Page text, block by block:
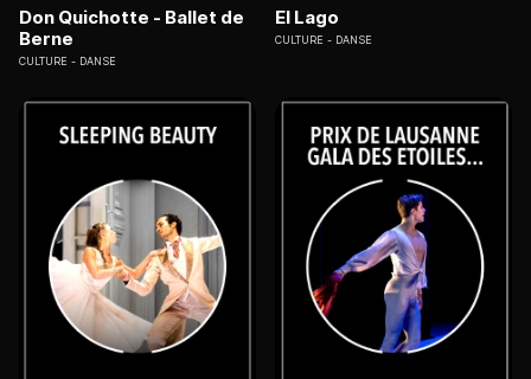
Don Quichotte - Ballet de
Berne
CULTURE DANSE
El Lago
CULTURE DANSE